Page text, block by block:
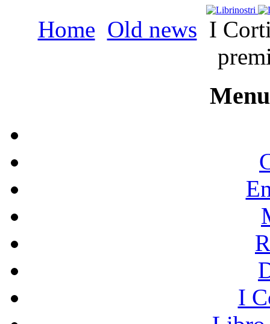
Home Old news I
I